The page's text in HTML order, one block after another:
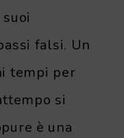
falsi. Un
tempi per
si
è una